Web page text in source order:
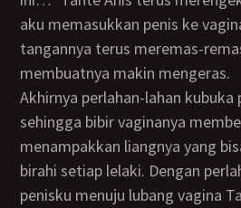
aku memasukkan penis ke
tangannya terus meremas-
membuatnya makin mengeras.
Akhirnya perlahan-lahan kubuka paha Tante Anis
sehingga bibir vaginanya
menampakkan liangnya yang
birahi setiap lelaki. Dengan
penisku menuju lubang vagina